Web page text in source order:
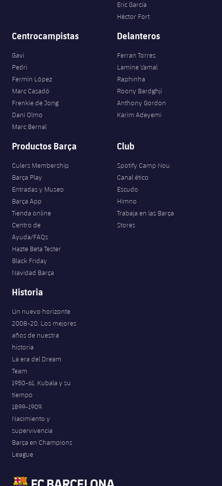
Eric García
Héctor Fort
Centrocampistas
Gavi
Pedri
Fermín López
Marc Casadó
Frenkie de Jong
Dani Olmo
Marc Bernal
Delanteros
Ferran Torres
Lamine Yamal
Raphinha
Roony Bardghji
Anthony Gordon
Karim Adeyemi
Productos Barça
Culers Membership
Barça Play
Entradas y Museo
Barça App
Tienda online
Centro de
Ayuda/FAQs
Hazte Beta Tester
Black Friday
Navidad Barça
Club
Spotify Camp Nou
Canal ético
Escudo
Himno
Trabaja en las Barça
Stores
Historia
Un nuevo horizonte
2008-20. Los mejores
años de nuestra
historia
La era del Dream
Team
1950-61. Kubala y su
tiempo
1899-1909.
Nacimiento y
supervivencia
Barça en Champions
League